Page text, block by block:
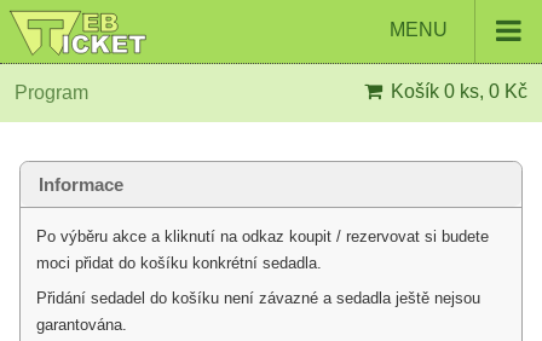
MENU
Program Košík 0 ks, 0 Kč
Informace
Po výběru akce a kliknutí na odkaz koupit / rezervovat si budete
moci přidat do košíku konkrétní sedadla.
Přidání sedadel do košíku není závazné a sedadla ještě nejsou
garantována.